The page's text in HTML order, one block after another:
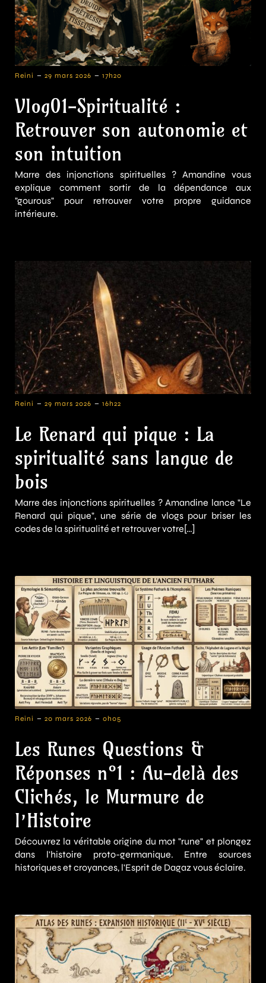
Reini - 29 mars 2026 - 17h20
Vlog01-Spiritualité :
Retrouver son autonomie et
son intuition
Marre des injonctions spirituelles ? Amandine vous
explique comment sortir de la dépendance aux
"gourous" pour retrouver votre propre guidance
intérieure.
Reini - 29 mars 2026 - 16h22
Le Renard qui pique : La
spiritualité sans langue de
bois
Marre des injonctions spirituelles ? Amandine lance "Le
Renard qui pique", une série de vlogs pour briser les
codes de la spiritualité et retrouver votre[…]
Reini - 20 mars 2026 - 0h05
Les Runes Questions &
Réponses n°1 : Au-delà des
Clichés, le Murmure de
l’Histoire
Découvrez la véritable origine du mot "rune" et plongez
dans l'histoire proto-germanique. Entre sources
historiques et croyances, l'Esprit de Dagaz vous éclaire.